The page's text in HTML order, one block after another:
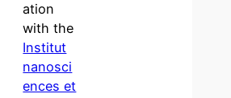
ation
with the
Institut
nanosci
ences et